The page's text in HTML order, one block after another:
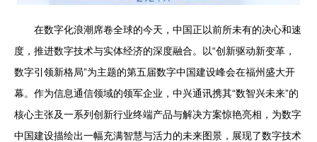
在数字化浪潮席卷全球的今天，中国正以前所未有的决心和速
度，推进数字技术与实体经济的深度融合。以“创新驱动新变革，
数字引领新格局”为主题的第五届数字中国建设峰会在福州盛大开
幕。作为信息通信领域的领军企业，中兴通讯携其“数智兴未来”的
核心主张及一系列创新行业终端产品与解决方案惊艳亮相，为数字
中国建设描绘出一幅充满智慧与活力的未来图景，展现了数字技术